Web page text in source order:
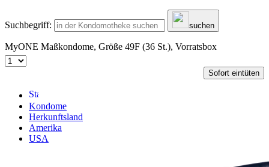
Suchbegriff: suchen
MyONE Maßkondome, Größe 49F (36 St.), Vorratsbox
Sofort eintüten
Kondome
Herkunftsland
Amerika
USA